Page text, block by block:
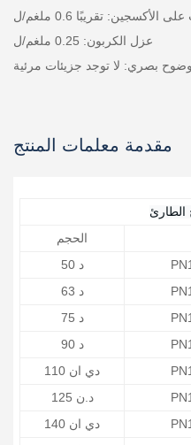
الأكسجين: تقريبًا 0.6 ملغم/ل
عزل الكربون: 0.25 ملغم/ل
وضوح بصري: لا توجد جزيئات مرئية
مقدمة معلمات المنتج
الحجم
د 50
د 63
د 75
د 90
دي ان 110
د.ن 125
دي ان 140